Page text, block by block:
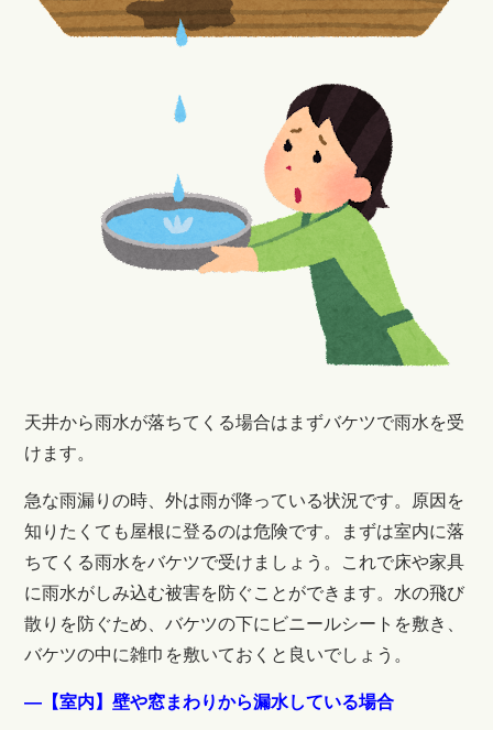
天井から雨水が落ちてくる場合はまずバケツで雨水を受
けます。
急な雨漏りの時、外は雨が降っている状況です。原因を
知りたくても屋根に登るのは危険です。まずは室内に落
ちてくる雨水をバケツで受けましょう。これで床や家具
に雨水がしみ込む被害を防ぐことができます。水の飛び
散りを防ぐため、バケツの下にビニールシートを敷き、
バケツの中に雑巾を敷いておくと良いでしょう。
―【室内】壁や窓まわりから漏水している場合